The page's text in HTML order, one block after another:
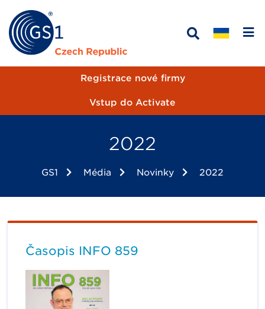
Registrace nové firmy
Vstup do Activate
2022
GS1 Média Novinky 2022
Časopis INFO 859